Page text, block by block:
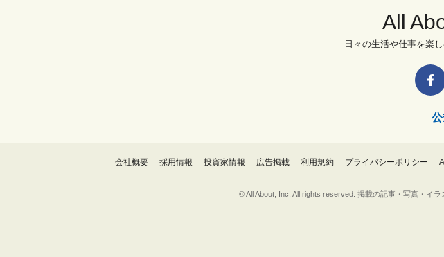
All
日々の生活や仕事を楽
会社概要 採用情報 投資家情報 広告掲載 利用規約 プライバシーポリシー
© All About, Inc. All rights reserved. 掲載の記事・写真・イ